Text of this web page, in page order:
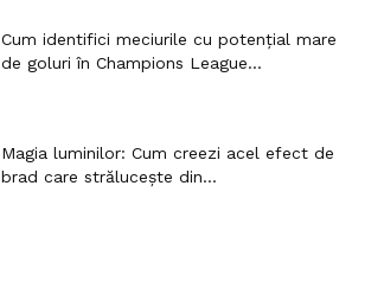
Cum identifici meciurile cu potențial mare
de goluri în Champions League...
Magia luminilor: Cum creezi acel efect de
brad care strălucește din...